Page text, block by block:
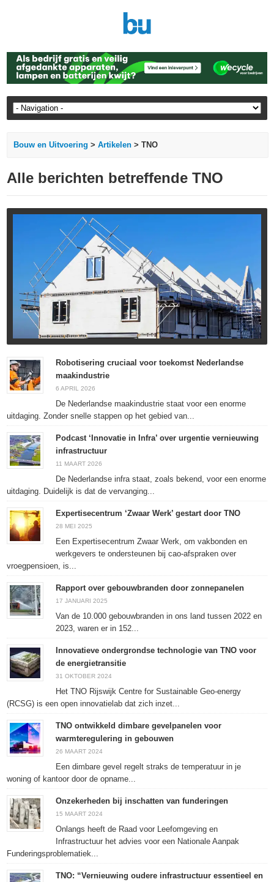
Bouw en Uitvoering >Artikelen > TNO
Alle berichten betreffende TNO
Robotisering cruciaal voor toekomst Nederlandse
maakindustrie
6 APRIL 2026
De Nederlandse maakindustrie staat voor een enorme
uitdaging. Zonder snelle stappen op het gebied van...
Podcast ‘Innovatie in Infra’ over urgentie vernieuwing
infrastructuur
11 MAART 2026
De Nederlandse infra staat, zoals bekend, voor een enorme
uitdaging. Duidelijk is dat de vervanging...
Expertisecentrum ‘Zwaar Werk’ gestart door TNO
28 MEI 2025
Een Expertisecentrum Zwaar Werk, om vakbonden en
werkgevers te ondersteunen bij cao-afspraken over
vroegpensioen, is...
Rapport over gebouwbranden door zonnepanelen
17 JANUARI 2025
Van de 10.000 gebouwbranden in ons land tussen 2022 en
2023, waren er in 152...
Innovatieve ondergrondse technologie van TNO voor
de energietransitie
31 OKTOBER 2024
Het TNO Rijswijk Centre for Sustainable Geo-energy
(RCSG) is een open innovatielab dat zich inzet...
TNO ontwikkeld dimbare gevelpanelen voor
warmteregulering in gebouwen
26 MAART 2024
Een dimbare gevel regelt straks de temperatuur in je
woning of kantoor door de opname...
Onzekerheden bij inschatten van funderingen
15 MAART 2024
Onlangs heeft de Raad voor Leefomgeving en
Infrastructuur het advies voor een Nationale Aanpak
Funderingsproblematiek...
TNO: “Vernieuwing oudere infrastructuur essentieel en